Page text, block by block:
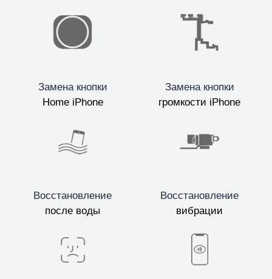
Замена кнопки
Home iPhone
Замена кнопки
громкости iPhone
Восстановление
после воды
Восстановление
вибрации